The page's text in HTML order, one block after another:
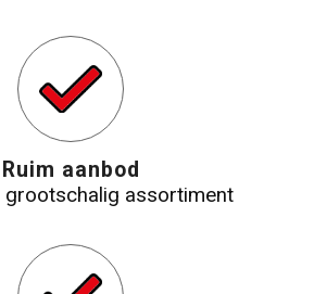
Ruim aanbod
grootschalig assortiment